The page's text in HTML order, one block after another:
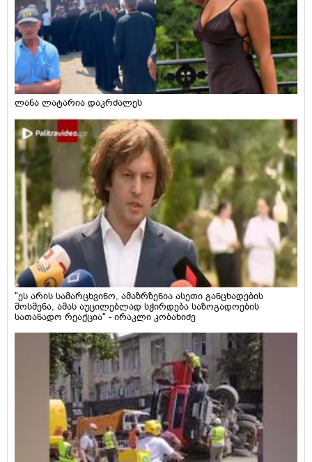
ლანა ლატარია დაკრძალეს
"ეს არის სამარცხვინო, ამაზრზენია ასეთი განცხადების
მოსმენა, ამას აუცილებლად სჭირდება საზოგადოების
სათანადო რეაქცია" - ირაკლი კობახიძე